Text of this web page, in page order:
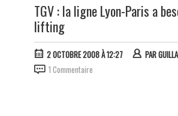
TGV : la ligne Lyon-Paris a
lifting
2 OCTOBRE 2008 À 12:27 PAR
1 Commentaire